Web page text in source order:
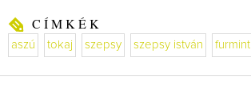
CÍMKÉK
aszú tokaj szepsy szepsy istván furmint